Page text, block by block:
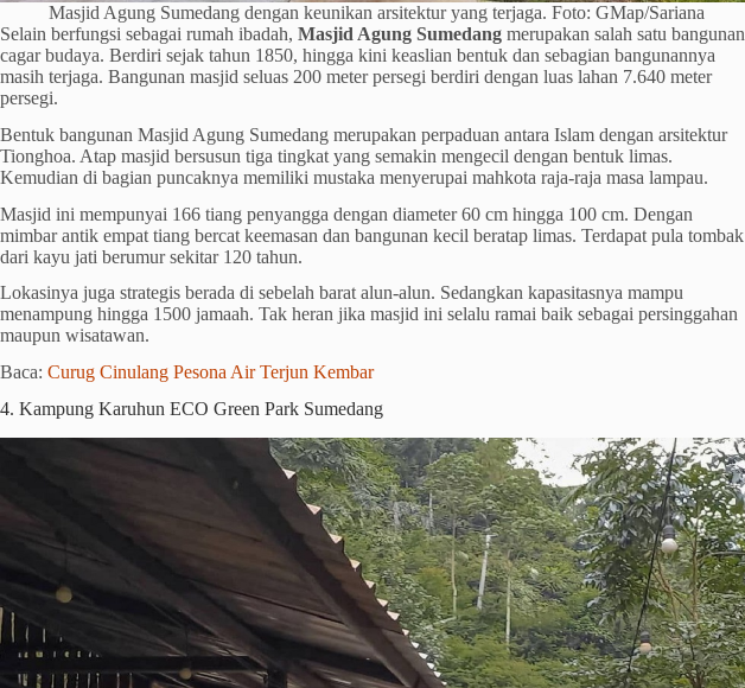
Masjid Agung Sumedang dengan keunikan arsitektur yang terjaga. Foto: GMap/Sariana
Selain berfungsi sebagai rumah ibadah, Masjid Agung Sumedang merupakan salah satu bangunan
cagar budaya. Berdiri sejak tahun 1850, hingga kini keaslian bentuk dan sebagian bangunannya
masih terjaga. Bangunan masjid seluas 200 meter persegi berdiri dengan luas lahan 7.640 meter
persegi.
Bentuk bangunan Masjid Agung Sumedang merupakan perpaduan antara Islam dengan arsitektur
Tionghoa. Atap masjid bersusun tiga tingkat yang semakin mengecil dengan bentuk limas.
Kemudian di bagian puncaknya memiliki mustaka menyerupai mahkota raja-raja masa lampau.
Masjid ini mempunyai 166 tiang penyangga dengan diameter 60 cm hingga 100 cm. Dengan
mimbar antik empat tiang bercat keemasan dan bangunan kecil beratap limas. Terdapat pula tombak
dari kayu jati berumur sekitar 120 tahun.
Lokasinya juga strategis berada di sebelah barat alun-alun. Sedangkan kapasitasnya mampu
menampung hingga 1500 jamaah. Tak heran jika masjid ini selalu ramai baik sebagai persinggahan
maupun wisatawan.
Baca: Curug Cinulang Pesona Air Terjun Kembar
4. Kampung Karuhun ECO Green Park Sumedang